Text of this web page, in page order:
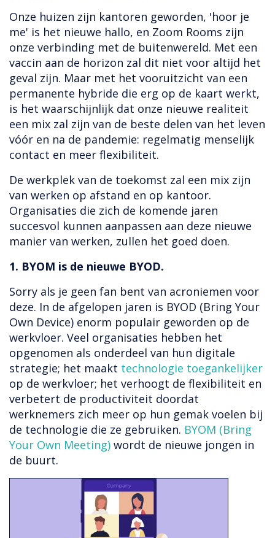
Onze huizen zijn kantoren geworden, 'hoor je
me' is het nieuwe hallo, en Zoom Rooms zijn
onze verbinding met de buitenwereld. Met een
vaccin aan de horizon zal dit niet voor altijd het
geval zijn. Maar met het vooruitzicht van een
permanente hybride die erg op de kaart werkt,
is het waarschijnlijk dat onze nieuwe realiteit
een mix zal zijn van de beste delen van het leven
vóór en na de pandemie: regelmatig menselijk
contact en meer flexibiliteit.
De werkplek van de toekomst zal een mix zijn
van werken op afstand en op kantoor.
Organisaties die zich de komende jaren
succesvol kunnen aanpassen aan deze nieuwe
manier van werken, zullen het goed doen.
1. BYOM is de nieuwe BYOD.
Sorry als je geen fan bent van acroniemen voor
deze. In de afgelopen jaren is BYOD (Bring Your
Own Device) enorm populair geworden op de
werkvloer. Veel organisaties hebben het
opgenomen als onderdeel van hun digitale
strategie; het maakt technologie toegankelijker
op de werkvloer; het verhoogt de flexibiliteit en
verbetert de productiviteit doordat
werknemers zich meer op hun gemak voelen bij
de technologie die ze gebruiken. BYOM (Bring
Your Own Meeting) wordt de nieuwe jongen in
de buurt.